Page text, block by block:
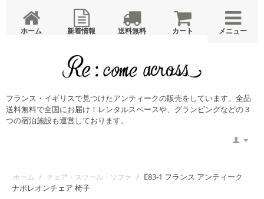
ホーム 新着情報 送料無料 カート メニュー
ホーム
ニュース
蚤の市・コンテナ入荷案内
メンテナンス
Glamping with antique・宿泊予約
廣島書店・宿泊予約
ドッグランピング・宿泊予約
フォトウエディング・レンタルスペース
メモリアル撮影
サブスクリプション レンタルスペース
サブスクリプション アンティークレンタル
店舗概要
ブログ
ご利用ガイド
特定商取引法
プライバシーポリシー
・お問い合わせ
フランス・イギリスで見つけたアンティークの販売をしています。全品
送料無料で全国にお届け！レンタルスペースや、グランピングなどの３
つの宿泊施設も運営しております。
ホーム / チェア・スツール・ソファ / E83-1 フランス アンティーク
ナポレオンチェア 椅子